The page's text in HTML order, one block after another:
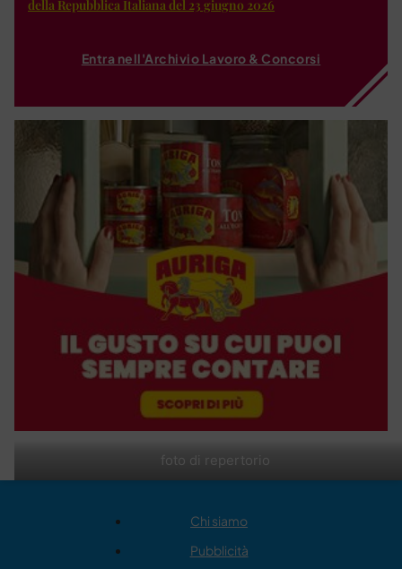
foto di repertorio
della Repubblica Italiana del 23 giugno 2026
Entra nell'Archivio Lavoro & Concorsi
Chi siamo
Pubblicità